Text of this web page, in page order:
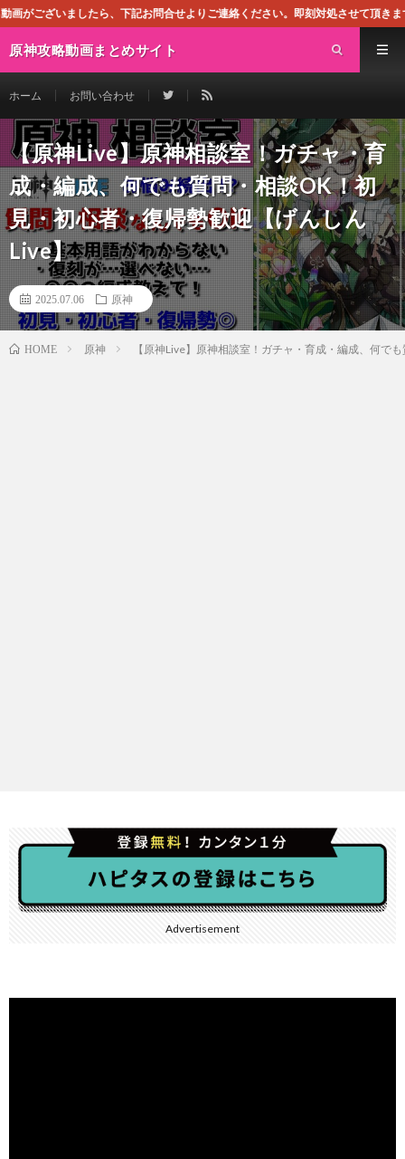
問合せよりご連絡ください。即刻対処させて頂きます。なお、同サイトは
原神攻略動画まとめサイト
ホーム お問い合わせ
【原神Live】原神相談室！ガチャ・育
成・編成、何でも質問・相談OK！初
見・初心者・復帰勢歓迎【げんしん
Live】
2025.07.06 原神
HOME 原神 【原神Live】原神相談室！ガチャ・育成・編成、何で
Advertisement